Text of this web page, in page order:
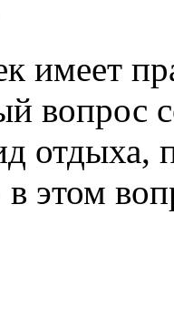
имеет
вопрос
отдыха,
этом